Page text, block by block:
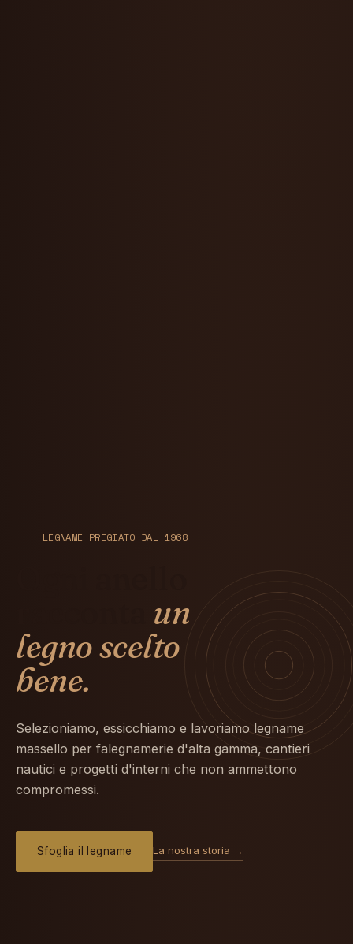
LEGNAME PREGIATO DAL 1968
un
legno scelto
bene.
Selezioniamo, essicchiamo e lavoriamo legname
massello per falegnamerie d'alta gamma, cantieri
nautici e progetti d'interni che non ammettono
compromessi.
Sfoglia il legname La nostra storia →